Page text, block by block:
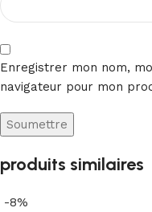
Enregistrer mon nom,
navigateur pour mon
produits similaires
-8%